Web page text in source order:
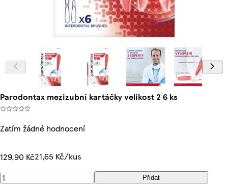
Parodontax mezizubní kartáčky velikost 2 6 ks
Zatím žádné hodnocení
129,90 Kč21,65 Kč/kus
Přidat